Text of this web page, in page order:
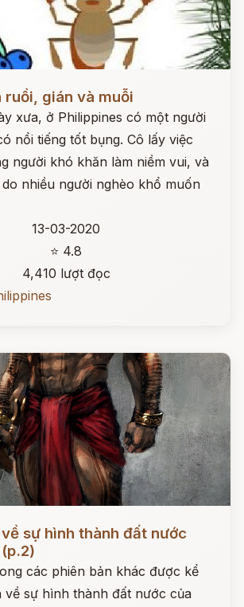
ruồi, gián và muỗi
xưa, ở Philippines có một người
nổi tiếng tốt bụng. Cô lấy việc
người khó khăn làm niềm vui, và
nhiều người nghèo khổ muốn
13-03-2020
⭐ 4.8
4,410 lượt đọc
sự hình thành đất nước
các phiên bản khác được kể
về sự hình thành đất nước của